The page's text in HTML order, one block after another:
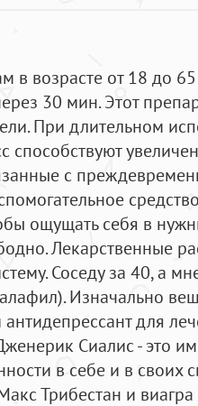
в возрасте от 18 до
30 мин. Этот
При длительном
способствуют
с
ощущать себя в
Лекарственные
Соседу за 40, а
Изначально
антидепрессант для
Сиалис - это
в себе и в
Трибестан и